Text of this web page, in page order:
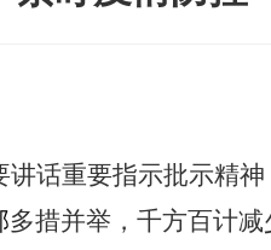
话重要指示批示精
多措并举，千方百计